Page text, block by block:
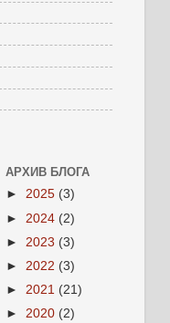
АРХИВ БЛОГА
► 2025 (3)
► 2024 (2)
► 2023 (3)
► 2022 (3)
► 2021 (21)
► 2020 (2)